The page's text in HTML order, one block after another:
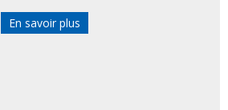
En savoir plus